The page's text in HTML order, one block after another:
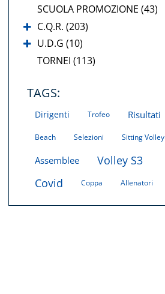
SCUOLA PROMOZIONE (43)
C.Q.R. (203)
U.D.G (10)
TORNEI (113)
TAGS:
Dirigenti Trofeo Risultati
Beach Selezioni Sitting Volley
Assemblee
Volley S3
Covid
Coppa Allenatori